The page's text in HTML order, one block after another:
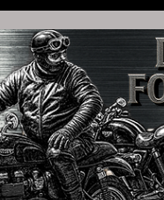
Triumph Modern Classic